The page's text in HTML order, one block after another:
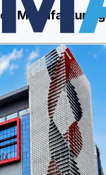
Manufacturing